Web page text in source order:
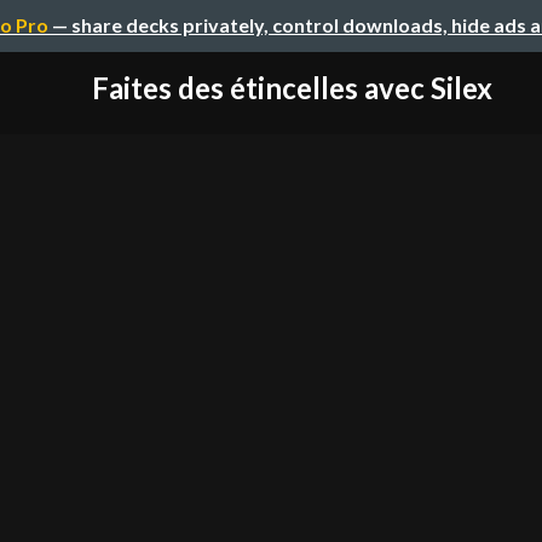
Pro — share decks privately, control downloads, hide ads
Faites des étincelles avec Silex